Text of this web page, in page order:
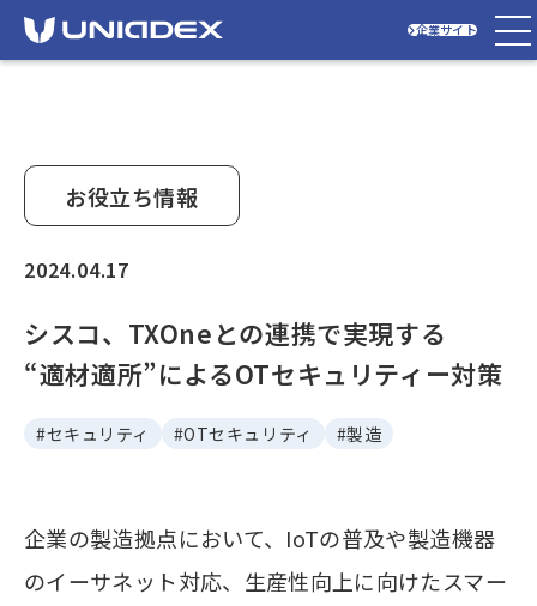
企業サイト
お役立ち情報
2024.04.17
シスコ、TXOneとの連携で実現する
“適材適所”によるOTセキュリティー対策
#セキュリティ #OTセキュリティ #製造
企業の製造拠点において、IoTの普及や製造機器
のイーサネット対応、生産性向上に向けたスマー